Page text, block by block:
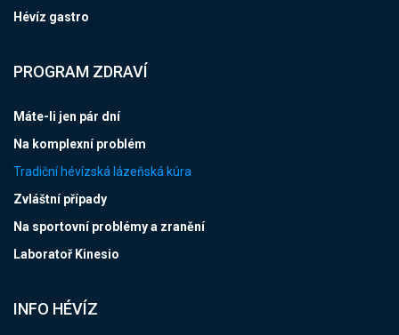
Hévíz gastro
PROGRAM ZDRAVÍ
Máte-li jen pár dní
Na komplexní problém
Tradiční hévízská lázeňská kúra
Zvláštní případy
Na sportovní problémy a zranění
Laboratoř Kinesio
INFO HÉVÍZ